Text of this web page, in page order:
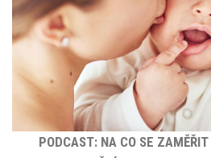
PODCAST: NA CO SE ZAMĚŘIT